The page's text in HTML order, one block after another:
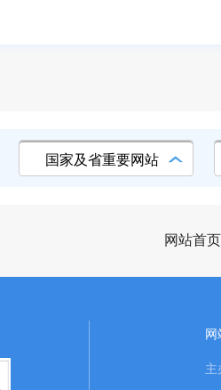
国家及省重要网站
网站首页